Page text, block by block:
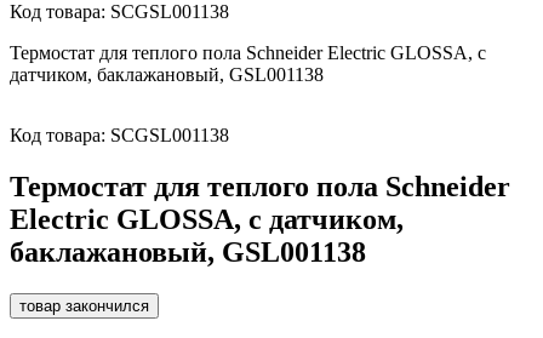
Код товара: SCGSL001138
Термостат для теплого пола Schneider Electric GLOSSA, с
датчиком, баклажановый, GSL001138
Код товара: SCGSL001138
Термостат для теплого пола Schneider
Electric GLOSSA, с датчиком,
баклажановый, GSL001138
товар закончился